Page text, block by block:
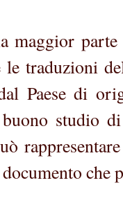
maggior
le traduzioni
Paese di
studio
che